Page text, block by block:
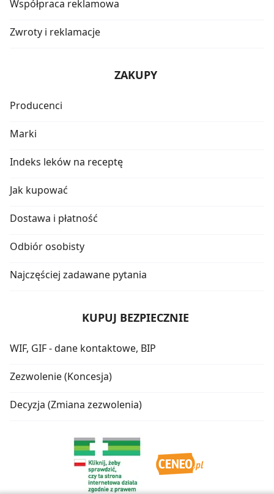
Współpraca reklamowa
Zwroty i reklamacje
ZAKUPY
Producenci
Marki
Indeks leków na receptę
Jak kupować
Dostawa i płatność
Odbiór osobisty
Najczęściej zadawane pytania
KUPUJ BEZPIECZNIE
WIF, GIF - dane kontaktowe, BIP
Zezwolenie (Koncesja)
Decyzja (Zmiana zezwolenia)